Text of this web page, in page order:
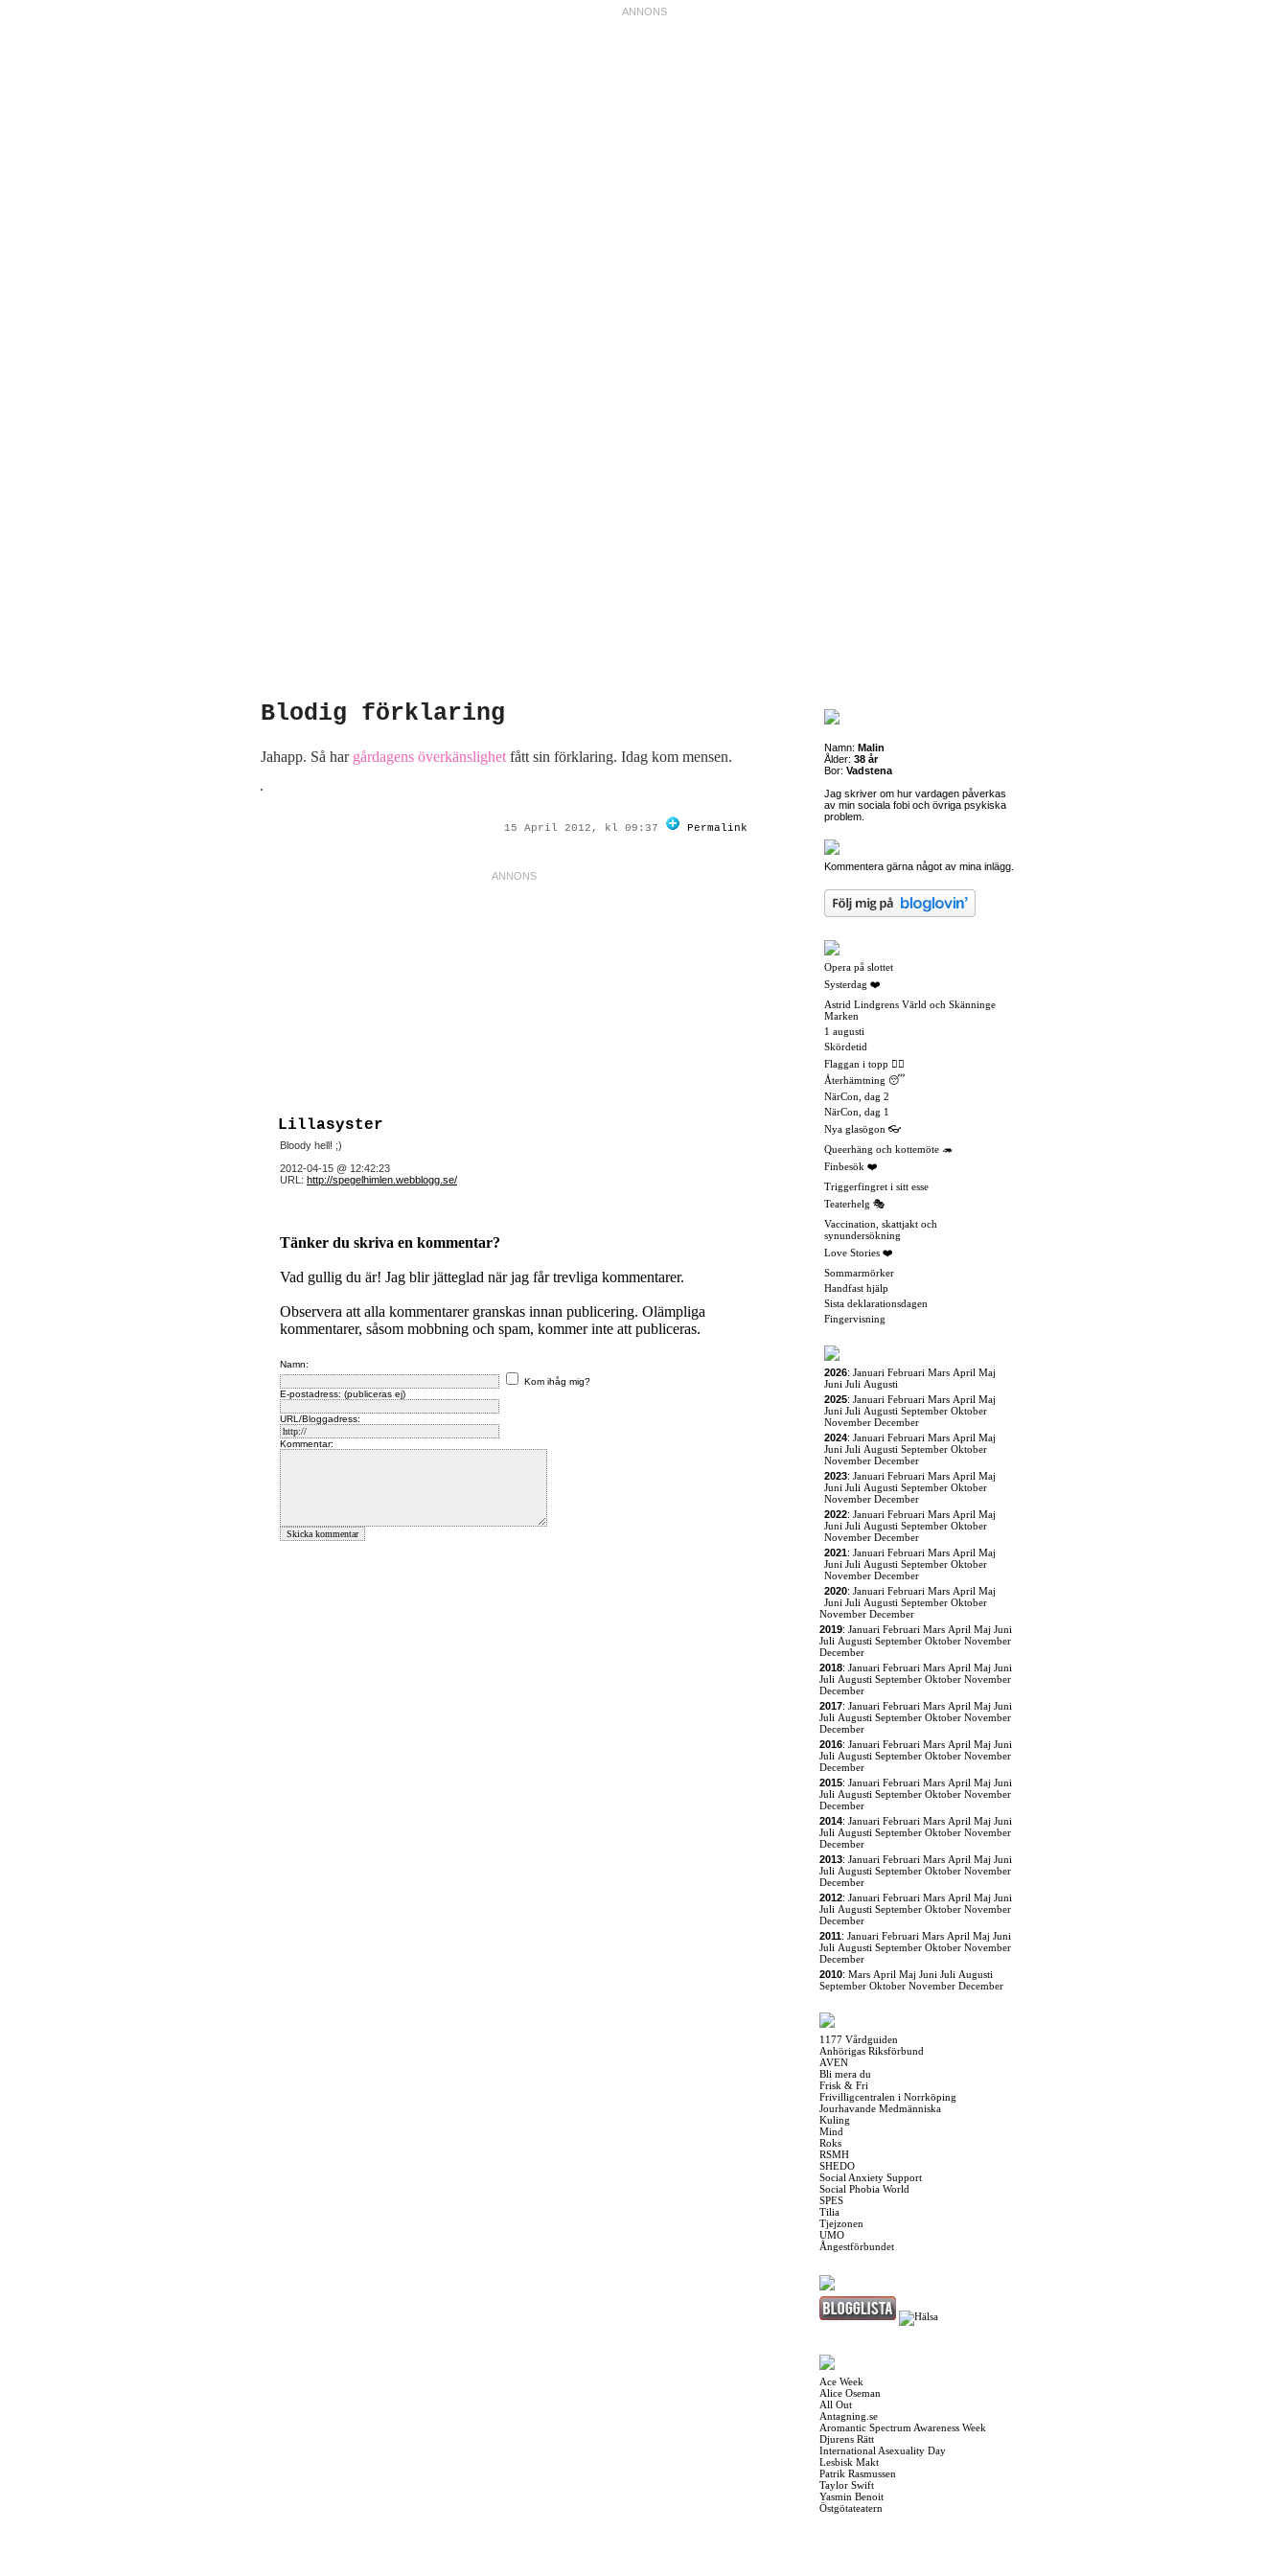
Blodig förklaring
Jahapp. Så har gårdagens överkänslighet fått sin förklaring. Idag kom mensen.
15 April 2012, kl 09:37 Permalink
Lillasyster
Bloody hell! ;)
2012-04-15 @ 12:42:23
URL: http://spegelhimlen.webblogg.se/
Tänker du skriva en kommentar?
Vad gullig du är! Jag blir jätteglad när jag får trevliga kommentarer.
Observera att alla kommentarer granskas innan publicering. Olämpliga
kommentarer, såsom mobbning och spam, kommer inte att publiceras.
Namn:
Kom ihåg mig?
E-postadress: (publiceras ej)
URL/Bloggadress:
Kommentar:
Namn: Malin
Ålder: 38 år
Bor: Vadstena
Jag skriver om hur vardagen påverkas
av min sociala fobi och övriga psykiska
problem.
Kommentera gärna något av mina inlägg.
Opera på slottet
Systerdag ❤️
Astrid Lindgrens Värld och Skänninge
Marken
1 augusti
Skördetid
Flaggan i topp 🏳️‍🌈
Återhämtning 😴
NärCon, dag 2
NärCon, dag 1
Nya glasögon 👓
Queerhäng och kottemöte 🦔
Finbesök ❤️
Triggerfingret i sitt esse
Teaterhelg 🎭
Vaccination, skattjakt och
synundersökning
Love Stories ❤️
Sommarmörker
Handfast hjälp
Sista deklarationsdagen
Fingervisning
2026: Januari Februari Mars April Maj
Juni Juli Augusti
2025: Januari Februari Mars April Maj
Juni Juli Augusti September Oktober
November December
2024: Januari Februari Mars April Maj
Juni Juli Augusti September Oktober
November December
2023: Januari Februari Mars April Maj
Juni Juli Augusti September Oktober
November December
2022: Januari Februari Mars April Maj
Juni Juli Augusti September Oktober
November December
2021: Januari Februari Mars April Maj
Juni Juli Augusti September Oktober
November December
2020: Januari Februari Mars April Maj
Juni Juli Augusti September Oktober
November December
2019: Januari Februari Mars April Maj Juni
Juli Augusti September Oktober November
December
2018: Januari Februari Mars April Maj Juni
Juli Augusti September Oktober November
December
2017: Januari Februari Mars April Maj Juni
Juli Augusti September Oktober November
December
2016: Januari Februari Mars April Maj Juni
Juli Augusti September Oktober November
December
2015: Januari Februari Mars April Maj Juni
Juli Augusti September Oktober November
December
2014: Januari Februari Mars April Maj Juni
Juli Augusti September Oktober November
December
2013: Januari Februari Mars April Maj Juni
Juli Augusti September Oktober November
December
2012: Januari Februari Mars April Maj Juni
Juli Augusti September Oktober November
December
2011: Januari Februari Mars April Maj Juni
Juli Augusti September Oktober November
December
2010: Mars April Maj Juni Juli Augusti
September Oktober November December
1177 Vårdguiden
Anhörigas Riksförbund
AVEN
Bli mera du
Frisk & Fri
Frivilligcentralen i Norrköping
Jourhavande Medmänniska
Kuling
Mind
Roks
RSMH
SHEDO
Social Anxiety Support
Social Phobia World
SPES
Tilia
Tjejzonen
UMO
Ångestförbundet
Ace Week
Alice Oseman
All Out
Antagning.se
Aromantic Spectrum Awareness Week
Djurens Rätt
International Asexuality Day
Lesbisk Makt
Patrik Rasmussen
Taylor Swift
Yasmin Benoit
Östgötateatern